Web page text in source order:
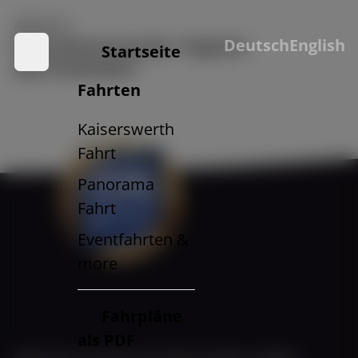
Startseite
Fahrten
Kaiserswerth
Fahrt
Panorama
Fahrt
Eventfahrten &
more
DeutschEnglish
Rheinuferpromanade / Pegeluhr
40213 Düsseldorf